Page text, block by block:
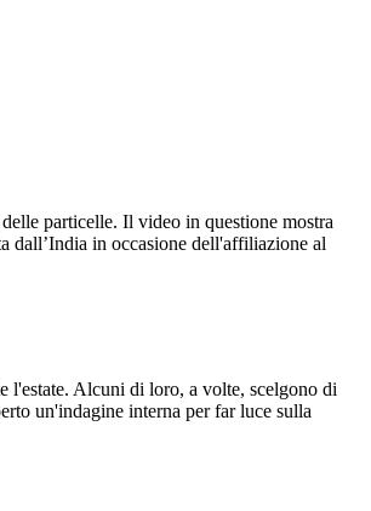
particelle. Il video in questione mostra
dall’India in occasione dell'affiliazione al
l'estate. Alcuni di loro, a volte, scelgono di
un'indagine interna per far luce sulla